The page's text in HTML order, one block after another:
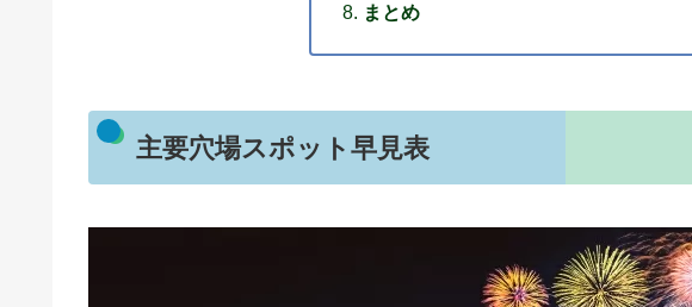
まとめ
主要穴場スポット早見表